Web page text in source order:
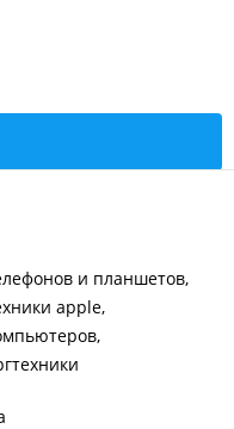
Знамени, 59
и планшетов
apple